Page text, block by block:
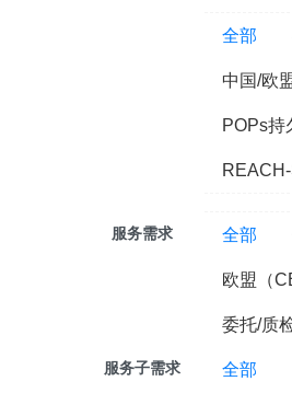
全部
中国/欧
POPs持
服务需求 全部
欧盟（
委托/质
服务子需求 全部